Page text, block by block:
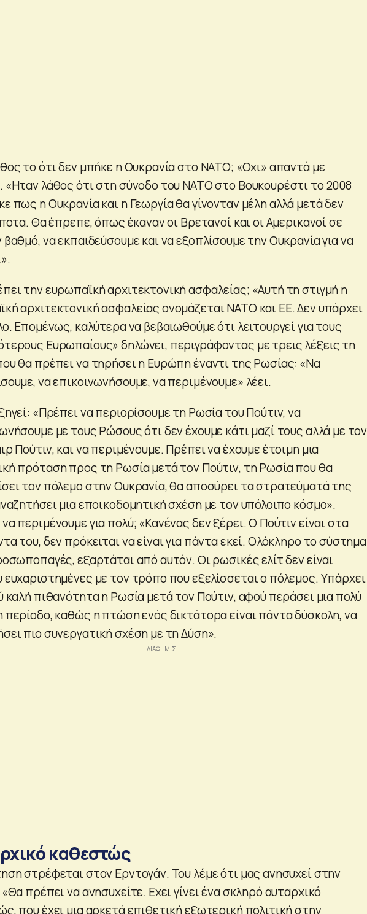
το ότι δεν μπήκε η Ουκρανία στο ΝΑΤΟ; «Οχι» απαντά με
λάθος ότι στη σύνοδο του ΝΑΤΟ στο Βουκουρέστι το 2008
πως η Ουκρανία και η Γεωργία θα γίνονταν μέλη αλλά μετά δεν
Θα έπρεπε, όπως έκαναν οι Βρετανοί και οι Αμερικανοί σε
βαθμό, να εκπαιδεύσουμε και να εξοπλίσουμε την Ουκρανία για να
την ευρωπαϊκή αρχιτεκτονική ασφαλείας; «Αυτή τη στιγμή η
αρχιτεκτονική ασφαλείας ονομάζεται ΝΑΤΟ και ΕΕ. Δεν υπάρχει
Επομένως, καλύτερα να βεβαιωθούμε ότι λειτουργεί για τους
Ευρωπαίους» δηλώνει, περιγράφοντας με τρεις λέξεις τη
θα πρέπει να τηρήσει η Ευρώπη έναντι της Ρωσίας: «Να
να επικοινωνήσουμε, να περιμένουμε» λέει.
«Πρέπει να περιορίσουμε τη Ρωσία του Πούτιν, να
με τους Ρώσους ότι δεν έχουμε κάτι μαζί τους αλλά με τον
Πούτιν, και να περιμένουμε. Πρέπει να έχουμε έτοιμη μια
πρόταση προς τη Ρωσία μετά τον Πούτιν, τη Ρωσία που θα
τον πόλεμο στην Ουκρανία, θα αποσύρει τα στρατεύματά της
μια εποικοδομητική σχέση με τον υπόλοιπο κόσμο».
περιμένουμε για πολύ; «Κανένας δεν ξέρει. Ο Πούτιν είναι στα
του, δεν πρόκειται να είναι για πάντα εκεί. Ολόκληρο το σύστημα
εξαρτάται από αυτόν. Οι ρωσικές ελίτ δεν είναι
ευχαριστημένες με τον τρόπο που εξελίσσεται ο πόλεμος. Υπάρχει
καλή πιθανότητα η Ρωσία μετά τον Πούτιν, αφού περάσει μια πολύ
περίοδο, καθώς η πτώση ενός δικτάτορα είναι πάντα δύσκολη, να
πιο συνεργατική σχέση με τη Δύση».
καθεστώς
στρέφεται στον Ερντογάν. Του λέμε ότι μας ανησυχεί στην
πρέπει να ανησυχείτε. Εχει γίνει ένα σκληρό αυταρχικό
που έχει μια αρκετά επιθετική εξωτερική πολιτική στην